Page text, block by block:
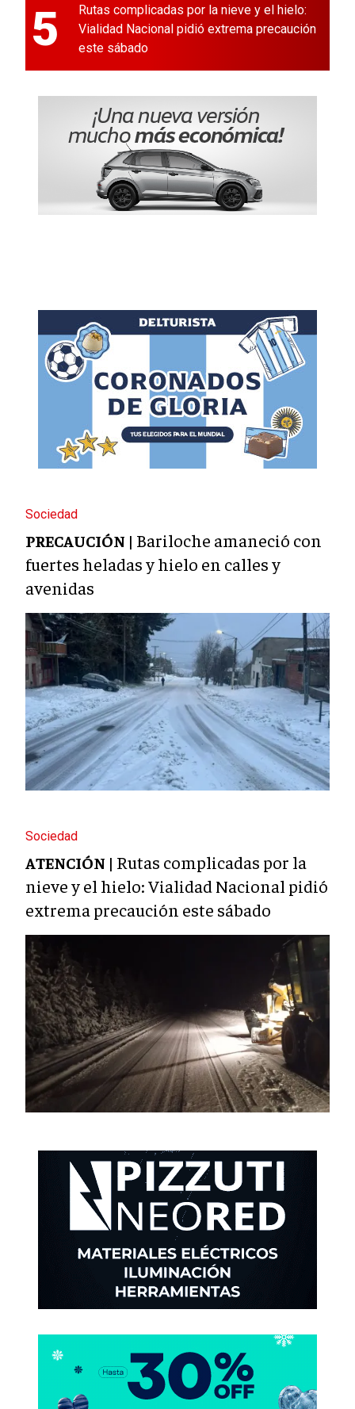
5
Rutas complicadas por la nieve y el hielo:
Vialidad Nacional pidió extrema precaución
este sábado
Sociedad
PRECAUCIÓN | Bariloche amaneció con
fuertes heladas y hielo en calles y
avenidas
Sociedad
ATENCIÓN | Rutas complicadas por la
nieve y el hielo: Vialidad Nacional pidió
extrema precaución este sábado